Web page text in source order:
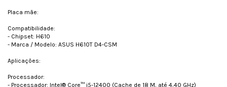
Placa mãe:
Compatibilidade:
- Chipset: H610
- Marca / Modelo: ASUS H610T D4-CSM
Aplicações:
Processador:
- Processador: Intel® Core™ i5-12400 (Cache de 18 M, até 4,40 GHz)